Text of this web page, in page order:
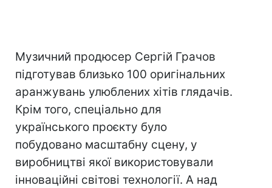
Музичний продюсер Сергій Грачов
підготував близько 100 оригінальних
аранжувань улюблених хітів глядачів.
Крім того, спеціально для
українського проєкту було
побудовано масштабну сцену, у
виробництві якої використовували
інноваційні світові технології. А над